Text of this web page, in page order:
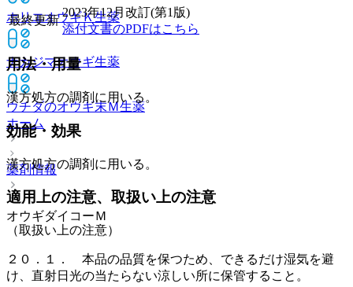
ホリエオウギＫ生薬
ナカジマオウギ生薬
ウチダのオウギ末Ｍ生薬
ホーム
薬剤情報
オウギダイコーＭ
最終更新
2023年12月改訂(第1版)
添付文書のPDFはこちら
用法・用量
漢方処方の調剤に用いる。
効能・効果
漢方処方の調剤に用いる。
適用上の注意、取扱い上の注意
（取扱い上の注意）
２０．１． 本品の品質を保つため、できるだけ湿気を避
け、直射日光の当たらない涼しい所に保管すること。